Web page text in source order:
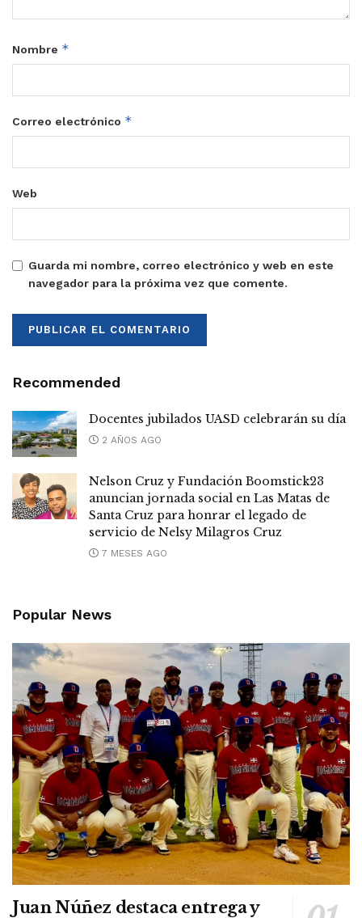
Nombre *
Correo electrónico *
Web
Guarda mi nombre, correo electrónico y web en este
navegador para la próxima vez que comente.
Recommended
Docentes jubilados UASD celebrarán su día
2 AÑOS AGO
Nelson Cruz y Fundación Boomstick23
anuncian jornada social en Las Matas de
Santa Cruz para honrar el legado de
servicio de Nelsy Milagros Cruz
7 MESES AGO
Popular News
Juan Núñez destaca entrega y